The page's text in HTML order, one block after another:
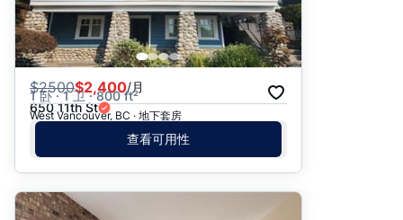
$2500$2,400/月
1 卧 · 1 卫 · 800 ft²
650 11th St
West Vancouver, BC · 地下套房
查看可用性